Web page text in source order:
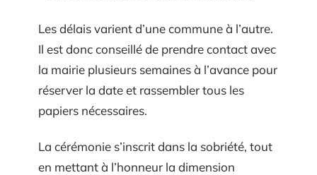
Les délais varient d’une commune à l’autre.
Il est donc conseillé de prendre contact avec
la mairie plusieurs semaines à l’avance pour
réserver la date et rassembler tous les
papiers nécessaires.
La cérémonie s’inscrit dans la sobriété, tout
en mettant à l’honneur la dimension